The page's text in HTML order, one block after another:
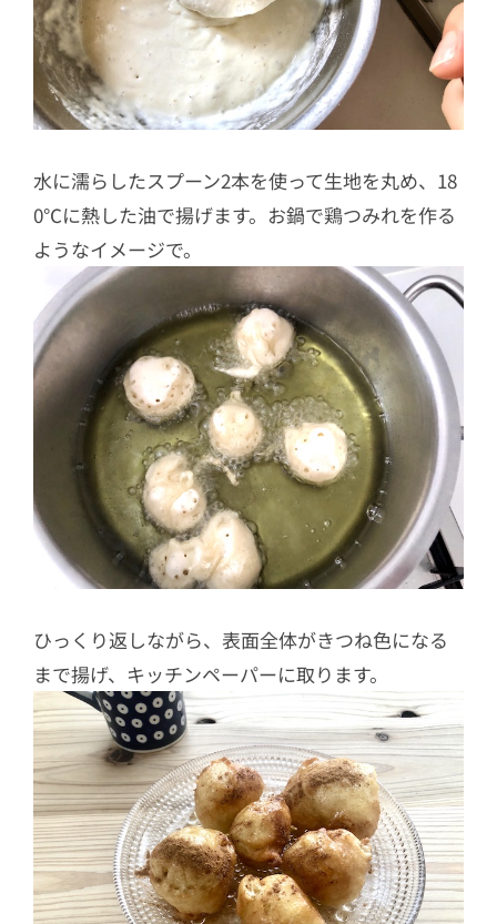
水に濡らしたスプーン2本を使って生地を丸め、18
0℃に熱した油で揚げます。お鍋で鶏つみれを作る
ようなイメージで。
ひっくり返しながら、表面全体がきつね色になる
まで揚げ、キッチンペーパーに取ります。